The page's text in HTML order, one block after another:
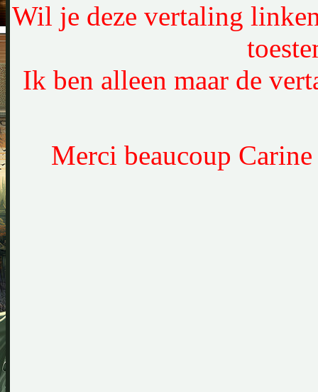
Wil je deze vertaling
Ik ben alleen maar de
Merci beaucoup